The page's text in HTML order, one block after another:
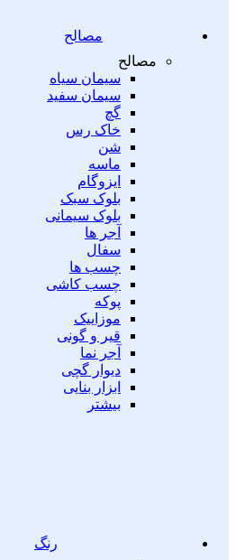
مصالح
مصالح
سیمان سیاه
سیمان سفید
گچ
خاک رس
شن
ماسه
ایزوگام
بلوک سبک
بلوک سیمانی
آجر ها
سفال
چسب ها
چسب کاشی
پوکه
موزاییک
قیر و گونی
آجر نما
دیوار گچی
ابزار بنایی
بیشتر
رنگ